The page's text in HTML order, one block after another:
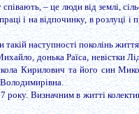
– це люди від землі,
і на відпочинку, в розлуці
наступності поколінь
донька Раїса, невістки
Кирилович та його син
року. Визначним в житті